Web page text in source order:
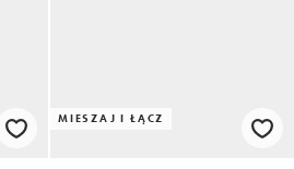
MIESZAJ I ŁĄCZ